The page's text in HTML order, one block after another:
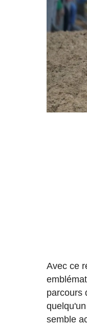
Avec ce
parcours
semble